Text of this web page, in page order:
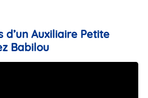
d’un Auxiliaire Petite
Babilou